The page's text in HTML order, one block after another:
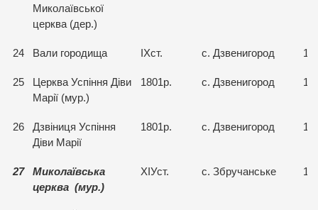
Миколаївської
церква (дер.)
24 Вали городища ІХст. с. Дзвенигород
25
Церква Успіння Діви
Марії (мур.)
1801р. с. Дзвенигород
26
Дзвіниця Успіння
Діви Марії
1801р. с. Дзвенигород
27
Миколаївська
церква (мур.)
ХІУст. с. Збручанське